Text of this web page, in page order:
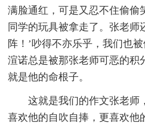
满脸通红，可是又忍不住偷偷
同学的玩具被拿走了。张老师
阵！’吵得不亦乐乎，我们也
渲诺总是被那张老师可恶的积
就是他的命根子。
这就是我们的作文张老师
喜欢他的自吹自捧，更喜欢他